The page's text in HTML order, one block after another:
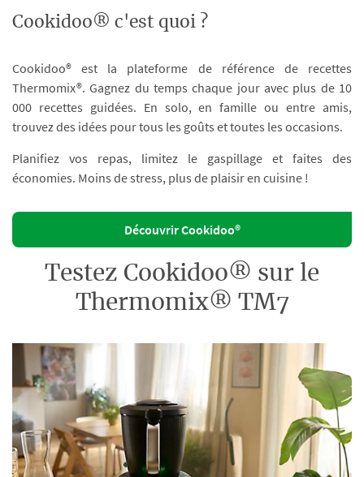
Cookidoo® c'est quoi ?
Cookidoo® est la plateforme de référence de recettes
Thermomix®. Gagnez du temps chaque jour avec plus de 10
000 recettes guidées. En solo, en famille ou entre amis,
trouvez des idées pour tous les goûts et toutes les occasions.
Planifiez vos repas, limitez le gaspillage et faites des
économies. Moins de stress, plus de plaisir en cuisine !
Découvrir Cookidoo®
Testez Cookidoo® sur le
Thermomix® TM7